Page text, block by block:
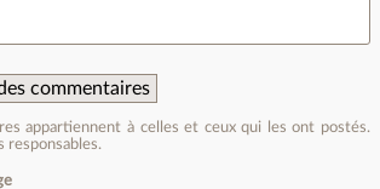
commentaires
appartiennent à celles et ceux qui les ont postés.
responsables.